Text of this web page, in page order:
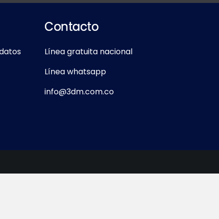
Contacto
Línea gratuita nacional
Línea whatsapp
info@3dm.com.co